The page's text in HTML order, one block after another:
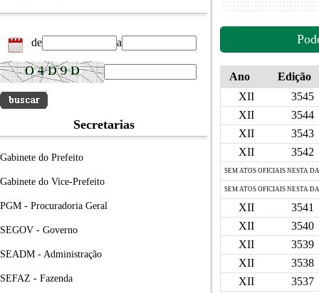
de a
Secretarias
Gabinete do Prefeito
Gabinete do Vice-Prefeito
PGM - Procuradoria Geral
SEGOV - Governo
SEADM - Administração
SEFAZ - Fazenda
Ano
Edição
XII
3545
XII
3544
XII
3543
XII
3542
SEM ATOS OFICIAIS NESTA
SEM ATOS OFICIAIS NESTA
XII
3541
XII
3540
XII
3539
XII
3538
XII
3537